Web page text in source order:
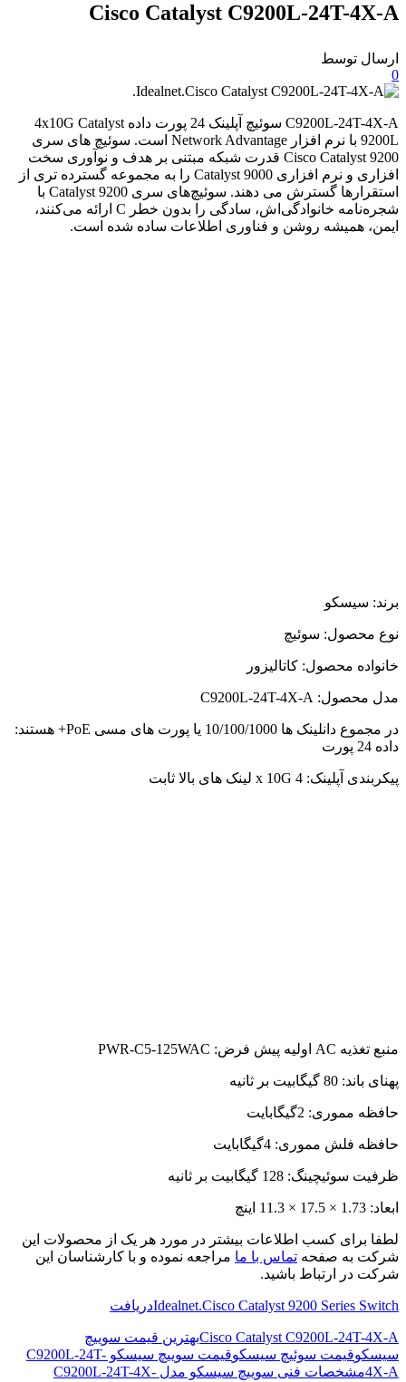
Cisco Catalyst C9200L-24T-4X-A
ارسال توسط
0
C9200L-24T-4X-A سوئیچ آپلینک 24 پورت داده 4x10G Catalyst
9200L با نرم افزار Network Advantage است. سوئیچ های سری
Cisco Catalyst 9200 قدرت شبکه مبتنی بر هدف و نوآوری سخت
افزاری و نرم افزاری Catalyst 9000 را به مجموعه گسترده تری از
استقرارها گسترش می دهند. سوئیچ‌های سری Catalyst 9200 با
شجره‌نامه خانوادگی‌اش، سادگی را بدون خطر C ارائه می‌کنند،
ایمن، همیشه روشن و فناوری اطلاعات ساده شده است.
برند: سیسکو
نوع محصول: سوئیچ
خانواده محصول: کاتالیزور
مدل محصول: C9200L-24T-4X-A
در مجموع دانلینک ها 10/100/1000 یا پورت های مسی PoE+ هستند:
داده 24 پورت
پیکربندی آپلینک: 4 x 10G لینک های بالا ثابت
منبع تغذیه AC اولیه پیش فرض: PWR-C5-125WAC
پهنای باند: 80 گیگابیت بر ثانیه
حافظه مموری: 2گیگابایت
حافظه فلش مموری: 4گیگابایت
ظرفیت سوئیچینگ: 128 گیگابیت بر ثانیه
ابعاد: 1.73 × 17.5 × 11.3 اینچ
لطفا برای کسب اطلاعات بیشتر در مورد هر یک از محصولات این
شرکت به صفحه تماس با ما مراجعه نموده و با کارشناسان این
شرکت در ارتباط باشید.
Idealnet.Cisco Catalyst 9200 Series Switchدریافت
Cisco Catalyst C9200L-24T-4X-Aبهترین قیمت سوییچ
سیسکوقیمت سوئیچ سیسکو
قیمت سوییچ سیسکو C9200L-24T-
4X-A
مشخصات فنی سوییچ سیسکو مدل C9200L-24T-4X-